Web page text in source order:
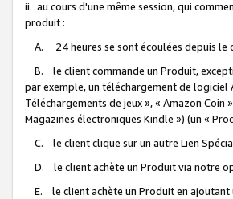
ii. au cours d'une même session, qui
produit :
A. 24 heures se sont écoulées depuis le
B. le client commande un Produit,
par exemple, un téléchargement de logiciel
Téléchargements de jeux », « Amazon Coin
Magazines électroniques Kindle ») (un «
C. le client clique sur un autre Lien
D. le client achète un Produit via notre
E. le client achète un Produit en ajoutant